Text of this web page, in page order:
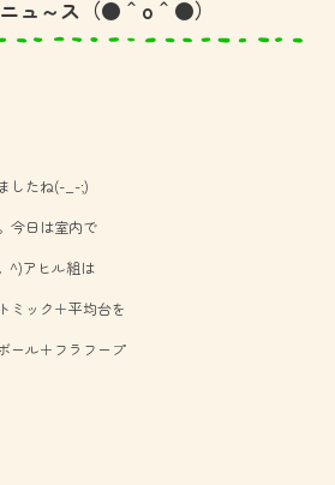
ュ～ス（●＾o＾●）
したね(-_-;)
今日は室内で
^)アヒル組は
ミック＋平均台を
ール＋フラフープ